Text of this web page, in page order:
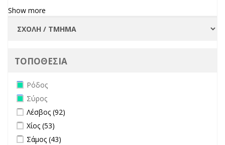
Show more
ΤΟΠΟΘΕΣΙΑ
Remove Ρόδος filter
Ρόδος
Remove Σύρος filter
Σύρος
Apply Λέσβος filter
Λέσβος (92)
Apply Χίος filter
Χίος (53)
Apply Σάμος filter
Σάμος (43)